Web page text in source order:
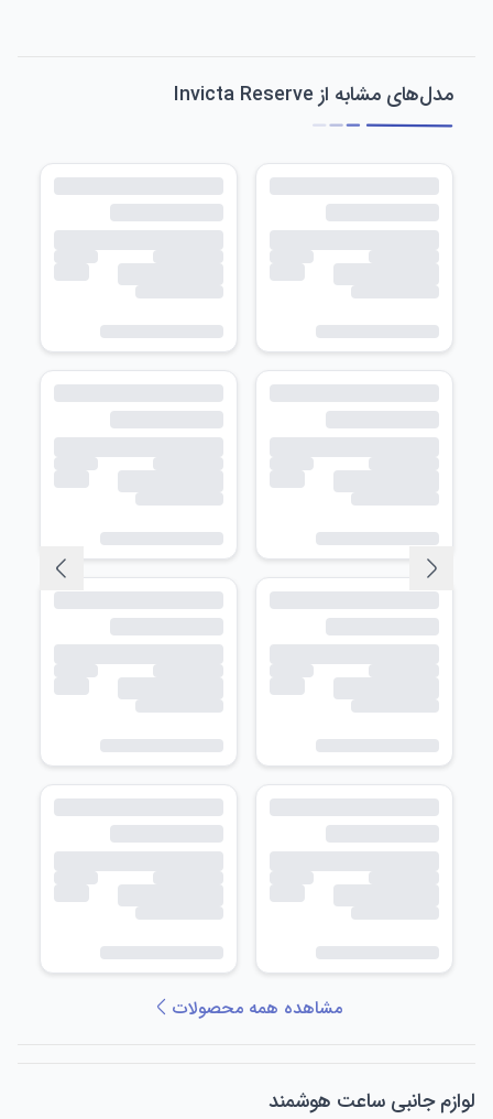
مدل‌های مشابه از Invicta Reserve
مشاهده همه محصولات
لوازم جانبی ساعت هوشمند